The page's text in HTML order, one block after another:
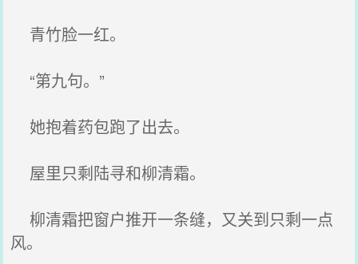
青竹脸一红。
“第九句。”
她抱着药包跑了出去。
屋里只剩陆寻和柳清霜。
柳清霜把窗户推开一条缝，又关到只剩一点
风。